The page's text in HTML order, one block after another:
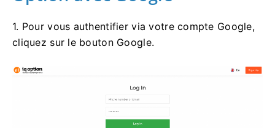
1. Pour vous authentifier via votre compte Google,
cliquez sur le bouton Google.